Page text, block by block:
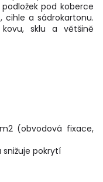
pod koberce
cihle a sádrokartonu.
sklu a většině
(obvodová fixace,
pokrytí